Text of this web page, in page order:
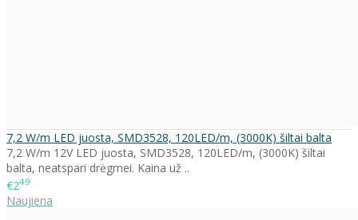
7,2 W/m LED juosta, SMD3528, 120LED/m, (3000K) šiltai balta
7,2 W/m 12V LED juosta, SMD3528, 120LED/m, (3000K) šiltai
balta, neatspari drėgmei. Kaina už ..
€249
Naujiena